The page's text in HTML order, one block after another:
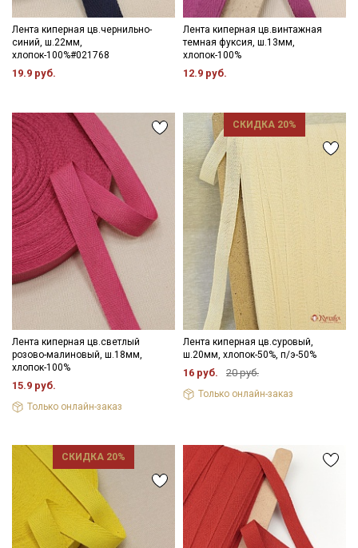
Лента киперная цв.чернильно-
синий, ш.22мм,
хлопок-100%#021768
19.9 руб.
Лента киперная цв.винтажная
темная фуксия, ш.13мм,
хлопок-100%
12.9 руб.
Лента киперная цв.светлый
розово-малиновый, ш.18мм,
хлопок-100%
15.9 руб.
Только онлайн-заказ
СКИДКА 20%
Лента киперная цв.суровый,
ш.20мм, хлопок-50%, п/э-50%
16 руб. 20 руб.
Только онлайн-заказ
СКИДКА 20%